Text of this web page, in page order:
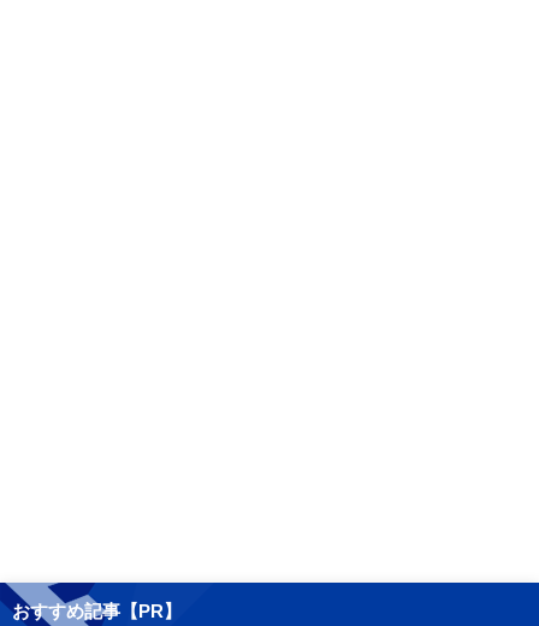
おすすめ記事【PR】